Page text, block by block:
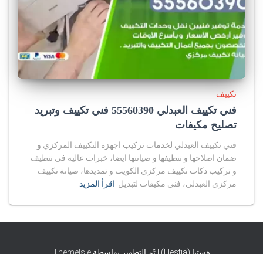
تكييف
فني تكييف العبدلي 55560390 فني تكييف وتبريد
تصليح مكيفات
فني تكييف العبدلي لخدمات تركيب اجهزة التكييف المركزي و
ضمان اصلاحها و تنظيفها و صيانتها ايضا، خبرات عالية في تنظيف
و تركيب دكات تكييف مركزي الكويت و تمديدها، صيانة تكييف
مركزي العبدلي، فني مكيفات لتبديل اقرأ المزيد